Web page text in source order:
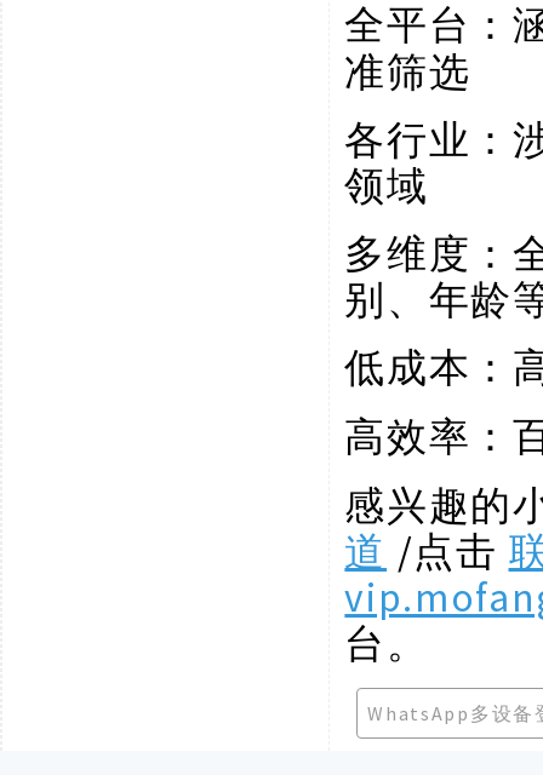
全平台：
准筛选
各行业：
领域
多维度：
别、年龄
低成本：
高效率：
感兴趣的
道 /点击
台。
WhatsApp多设备